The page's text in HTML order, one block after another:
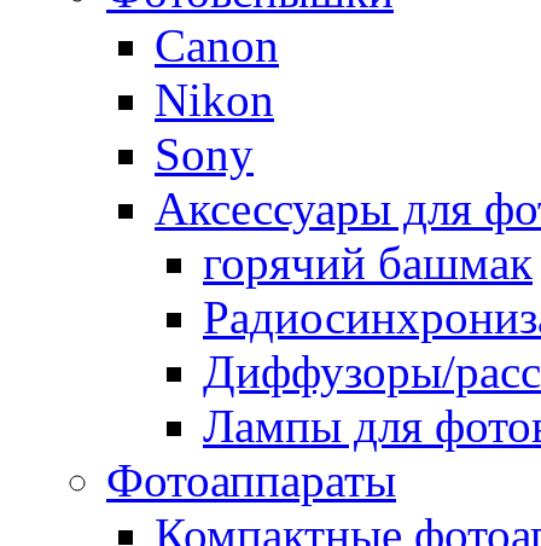
Canon
Nikon
Sony
Аксессуары для
горячий башмак
Диффузоры/
Лампы для
Фотоаппараты
Компактные